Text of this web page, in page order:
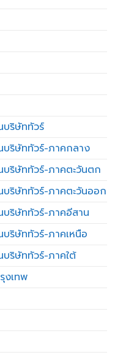
บริษัททัวร์
บริษัททัวร์-ภาคกลาง
บริษัททัวร์-ภาคตะวันตก
บริษัททัวร์-ภาคตะวันออก
บริษัททัวร์-ภาคอีสาน
บริษัททัวร์-ภาคเหนือ
บริษัททัวร์-ภาคใต้
งเทพ